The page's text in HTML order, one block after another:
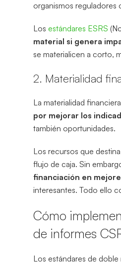
organismos reguladores
Losestándares ESRS
material si genera
se materialicen a corto,
2. Materialidad
La materialidad financiera
por mejorar los
también oportunidades.
Los recursos que
flujo de caja. Sin
financiación en
interesantes. Todo ello
Cómo
de informes
Los estándares de doble